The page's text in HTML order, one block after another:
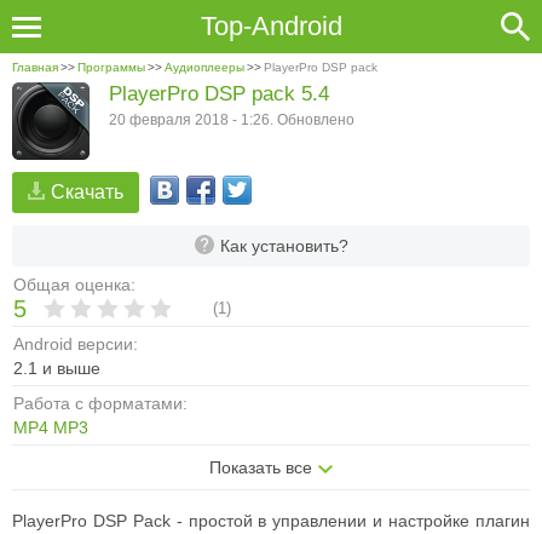
Top-Android
Главная>>Программы>>Аудиоплееры>> PlayerPro DSP pack
Скачать
Как установить?
Общая оценка:
5 (1)
Android версии:
2.1 и выше
Работа с форматами:
MP4 MP3
Показать все
PlayerPro DSP pack 5.4
20 февраля 2018 - 1:26. Обновлено
PlayerPro DSP Pack - простой в управлении и настройке плагин